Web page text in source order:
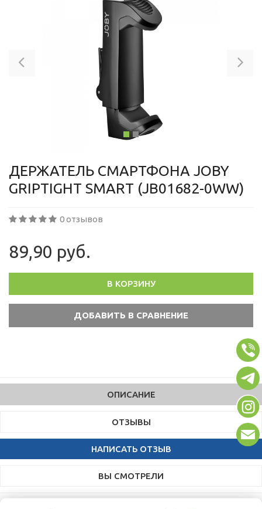
ДЕРЖАТЕЛЬ СМАРТФОНА JOBY
GRIPTIGHT SMART (JB01682-0WW)
0 отзывов
89,90 руб.
В КОРЗИНУ
ОПИСАНИЕ
ОТЗЫВЫ
НАПИСАТЬ ОТЗЫВ
ВЫ СМОТРЕЛИ